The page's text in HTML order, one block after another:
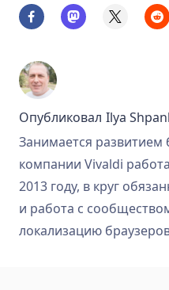
Опубликовал Ilya
Занимается развитием
компании Vivaldi
2013 году, в круг
и работа с
локализацию